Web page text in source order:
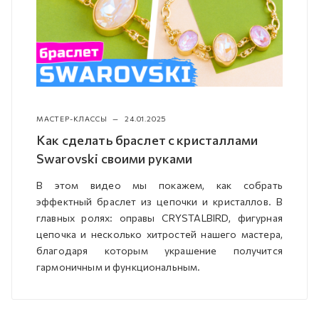
МАСТЕР-КЛАССЫ — 24.01.2025
Как сделать браслет с кристаллами
Swarovski своими руками
В этом видео мы покажем, как собрать
эффектный браслет из цепочки и кристаллов. В
главных ролях: оправы CRYSTALBIRD, фигурная
цепочка и несколько хитростей нашего мастера,
благодаря которым украшение получится
гармоничным и функциональным.